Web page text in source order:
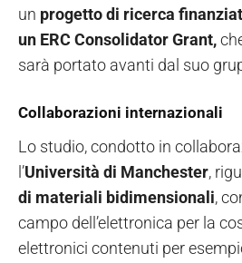
un progetto di ricerca
un ERC Consolidator Grant,
sarà portato avanti dal suo
Collaborazioni internazionali
Lo studio, condotto in
l’Università di Manchester,
di materiali bidimensionali,
campo dell’elettronica per la
elettronici contenuti per